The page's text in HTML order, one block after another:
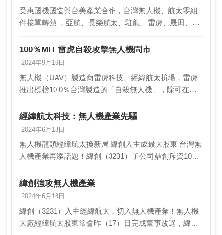
受惠國機國造與台美產業合作，台灣無人機、航太零組
件接單轉熱 ，亞航、長榮航太、駐龍、雷虎、晟田、長
去年同期。不過，龍頭股漢翔前九月合 併營收280.…
100％MIT 雷虎自殺攻擊無人機問市
2024年9月16日
無人機（UAV）製造商雷虎科技、經緯航太拚場，雷虎
推出標榜10 0％台灣製造的「自殺無人機」，除可在大
對近岸水面及陸上目標進行直接攻擊， 未來有機會…
經緯航太科技：無人機產業先驅
2024年6月18日
無人機龍頭經緯航太換新局 緯創入主成最大股東 台灣無
人機產業再添話題！緯創（3231）子公司鼎創斥資10億
緯航太的最大股東。 經緯航太昨日舉…
緯創強攻無人機產業
2024年6月18日
緯創（3231）入主經緯航太，切入無人機產業！無人機
大廠經緯航太股東常會昨（17）日完成董事改選，緯創